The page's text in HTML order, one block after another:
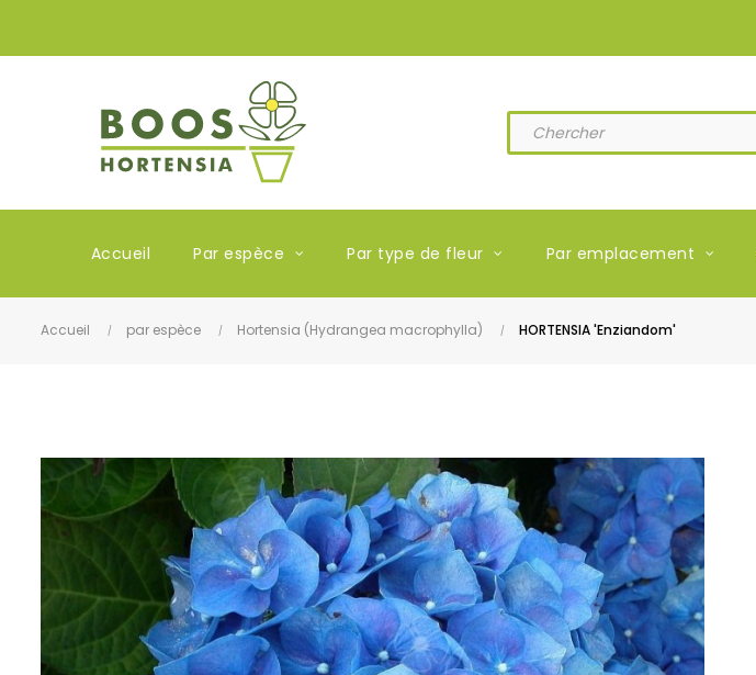
Accueil Par espèce Par type de fleur Par emplacement
Accueil par espèce Hortensia (Hydrangea macrophylla) HORTENSIA 'Enziandom'